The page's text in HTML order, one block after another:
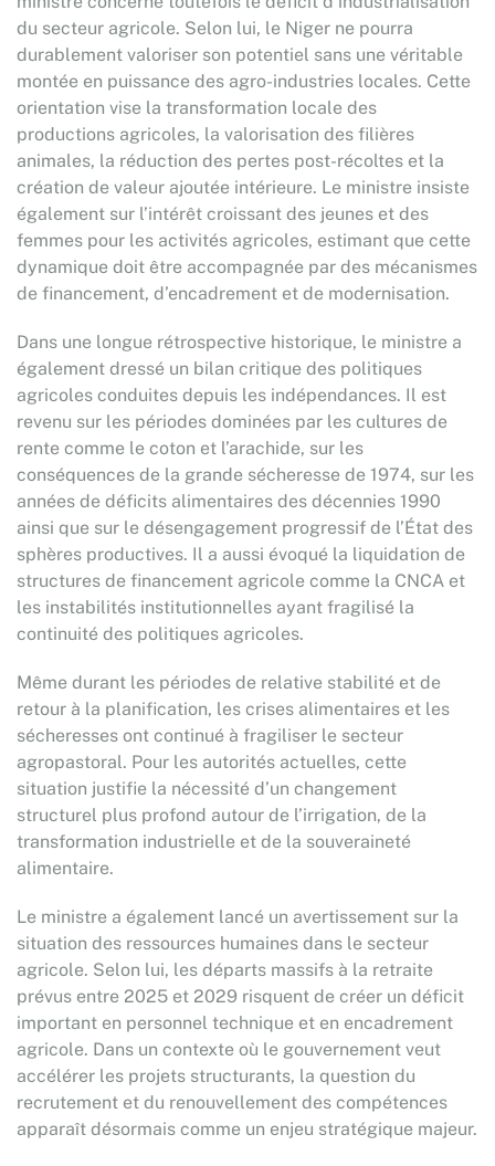
du secteur agricole. Selon lui, le Niger ne pourra
durablement valoriser son potentiel sans une véritable
montée en puissance des agro-industries locales. Cette
orientation vise la transformation locale des
productions agricoles, la valorisation des filières
animales, la réduction des pertes post-récoltes et la
création de valeur ajoutée intérieure. Le ministre insiste
également sur l’intérêt croissant des jeunes et des
femmes pour les activités agricoles, estimant que cette
dynamique doit être accompagnée par des mécanismes
de financement, d’encadrement et de modernisation.
Dans une longue rétrospective historique, le ministre a
également dressé un bilan critique des politiques
agricoles conduites depuis les indépendances. Il est
revenu sur les périodes dominées par les cultures de
rente comme le coton et l’arachide, sur les
conséquences de la grande sécheresse de 1974, sur les
années de déficits alimentaires des décennies 1990
ainsi que sur le désengagement progressif de l’État des
sphères productives. Il a aussi évoqué la liquidation de
structures de financement agricole comme la CNCA et
les instabilités institutionnelles ayant fragilisé la
continuité des politiques agricoles.
Même durant les périodes de relative stabilité et de
retour à la planification, les crises alimentaires et les
sécheresses ont continué à fragiliser le secteur
agropastoral. Pour les autorités actuelles, cette
situation justifie la nécessité d’un changement
structurel plus profond autour de l’irrigation, de la
transformation industrielle et de la souveraineté
alimentaire.
Le ministre a également lancé un avertissement sur la
situation des ressources humaines dans le secteur
agricole. Selon lui, les départs massifs à la retraite
prévus entre 2025 et 2029 risquent de créer un déficit
important en personnel technique et en encadrement
agricole. Dans un contexte où le gouvernement veut
accélérer les projets structurants, la question du
recrutement et du renouvellement des compétences
apparaît désormais comme un enjeu stratégique majeur.